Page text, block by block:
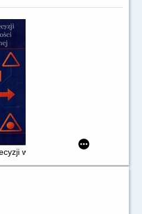
w ochronie ludności i obronie